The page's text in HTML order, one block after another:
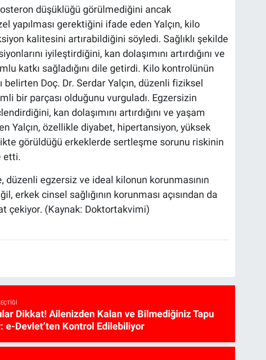
düşüklüğü görülmediğini ancak
yapılması gerektiğini ifade eden Yalçın, kilo
kalitesini artırabildiğini söyledi. Sağlıklı şekilde
iyileştirdiğini, kan dolaşımını artırdığını ve
katkı sağladığını dile getirdi. Kilo kontrolünün
belirten Doç. Dr. Serdar Yalçın, düzenli fiziksel
bir parçası olduğunu vurguladı. Egzersizin
kan dolaşımını artırdığını ve yaşam
Yalçın, özellikle diyabet, hipertansiyon, yüksek
görüldüğü erkeklerde sertleşme sorunu riskinin
etti.
düzenli egzersiz ve ideal kilonun korunmasının
erkek cinsel sağlığının korunması açısından da
çekiyor. (Kaynak: Doktortakvimi)
Dikkat! Ailenizden Kalan ve Bilmediğiniz Tapu
e-Devlet’ten Kontrol Edilebiliyor